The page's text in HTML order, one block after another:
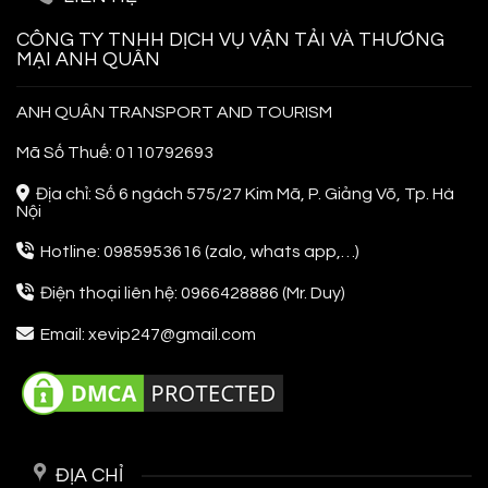
Đi
Lần
CÔNG TY TNHH DỊCH VỤ VẬN TẢI VÀ THƯƠNG
MẠI ANH QUÂN
ANH QUÂN TRANSPORT AND TOURISM
Mã Số Thuế: 0110792693
Địa chỉ: Số 6 ngách 575/27 Kim Mã, P. Giảng Võ, Tp. Hà
Nội
Hotline: 0985953616 (zalo, whats app,…)
Điện thoại liên hệ: 0966428886 (Mr. Duy)
Email: xevip247@gmail.com
ĐỊA CHỈ